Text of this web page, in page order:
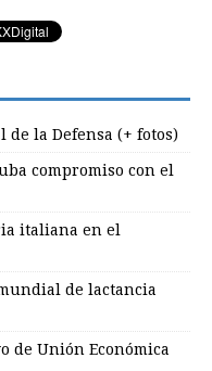
la Defensa (+ fotos)
compromiso con el
italiana en el
de lactancia
de Unión Económica